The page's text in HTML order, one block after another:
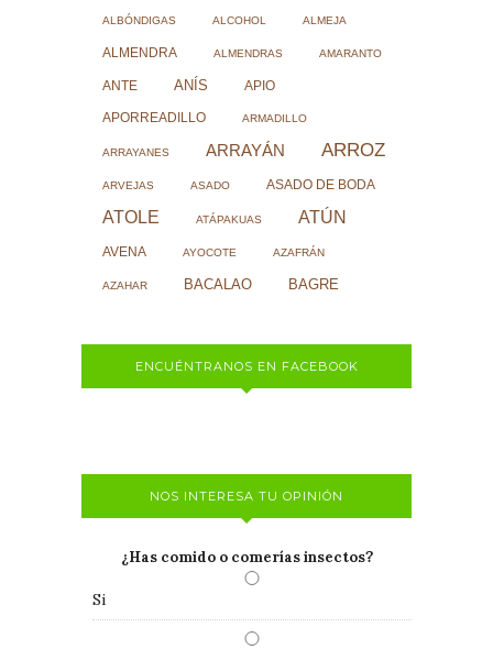
ALBÓNDIGAS ALCOHOL ALMEJA
ALMENDRA ALMENDRAS AMARANTO
ANTE ANÍS APIO
APORREADILLO ARMADILLO
ARRAYANES ARRAYÁN ARROZ
ARVEJAS ASADO ASADO DE BODA
ATOLE ATÁPAKUAS ATÚN
AVENA AYOCOTE AZAFRÁN
AZAHAR BACALAO BAGRE
ENCUÉNTRANOS EN FACEBOOK
NOS INTERESA TU OPINIÓN
¿Has comido o comerías insectos?
Si